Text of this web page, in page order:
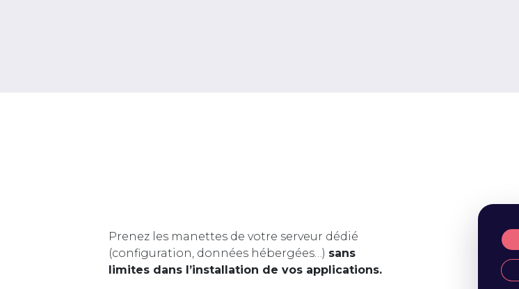
Prenez les manettes de votre serveur dédié
(configuration, données hébergées…) sans
limites dans l’installation de vos applications.